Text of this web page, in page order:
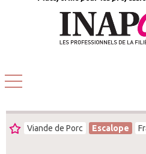
Viande de Porc Escalope